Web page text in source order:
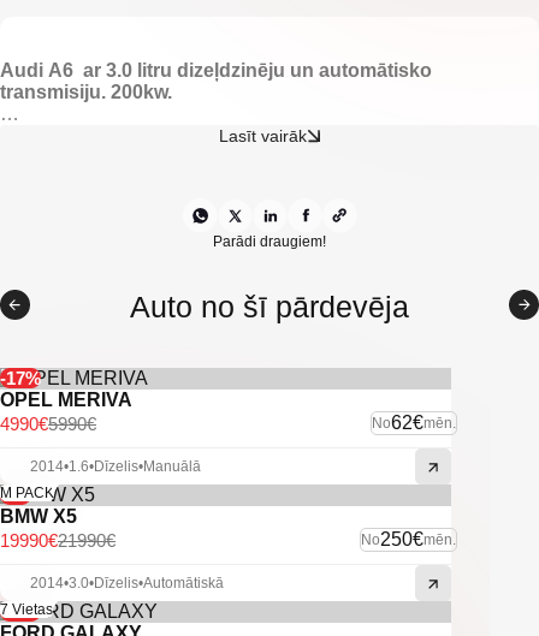
Audi A6 ar 3.0 litru dizeļdzinēju un automātisko
transmisiju. 200kw.
Auto ir dinamisks, reprezentabls un ļoti komfortabls, ideāli
-Apsildāmas priekšējās sēdvietas.
-Multistūre.
-El. regulējami un apsildāmi spoguļi.
-Aizmugurējie parkingsensori.
-Gaisa kondicionieris.
-Klimata kontrole.
-Borta dators.
-Kruīza kontrole.
-Keyless go.
-Tonēti aizmugurējie logi.
-Sporta režīms.
-Navigācija.
-LED dienas gaismas.
Lasīt vairāk
Parādi draugiem!
Auto no šī pārdevēja
-17%
OPEL MERIVA
No62€mēn.
5990€
4990€
2014•1.6•Dīzelis•Manuālā
-9%
M PACK
BMW X5
No250€mēn.
21990€
19990€
2014•3.0•Dīzelis•Automātiskā
-14%
7 Vietas